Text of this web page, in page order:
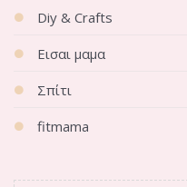
Diy & Crafts
Εισαι μαμα
Σπίτι
fitmama